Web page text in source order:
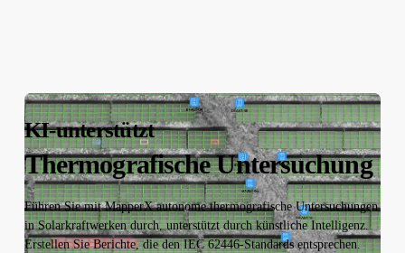
KI-unterstützt
Thermografische Untersuchung
Führen Sie mit MapperX autonome thermografische Untersuchungen
in Solarkraftwerken durch, unterstützt durch künstliche Intelligenz.
Erstellen Sie Berichte, die den IEC 62446-Standards entsprechen.